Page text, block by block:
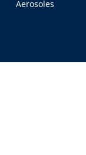
Aerosoles